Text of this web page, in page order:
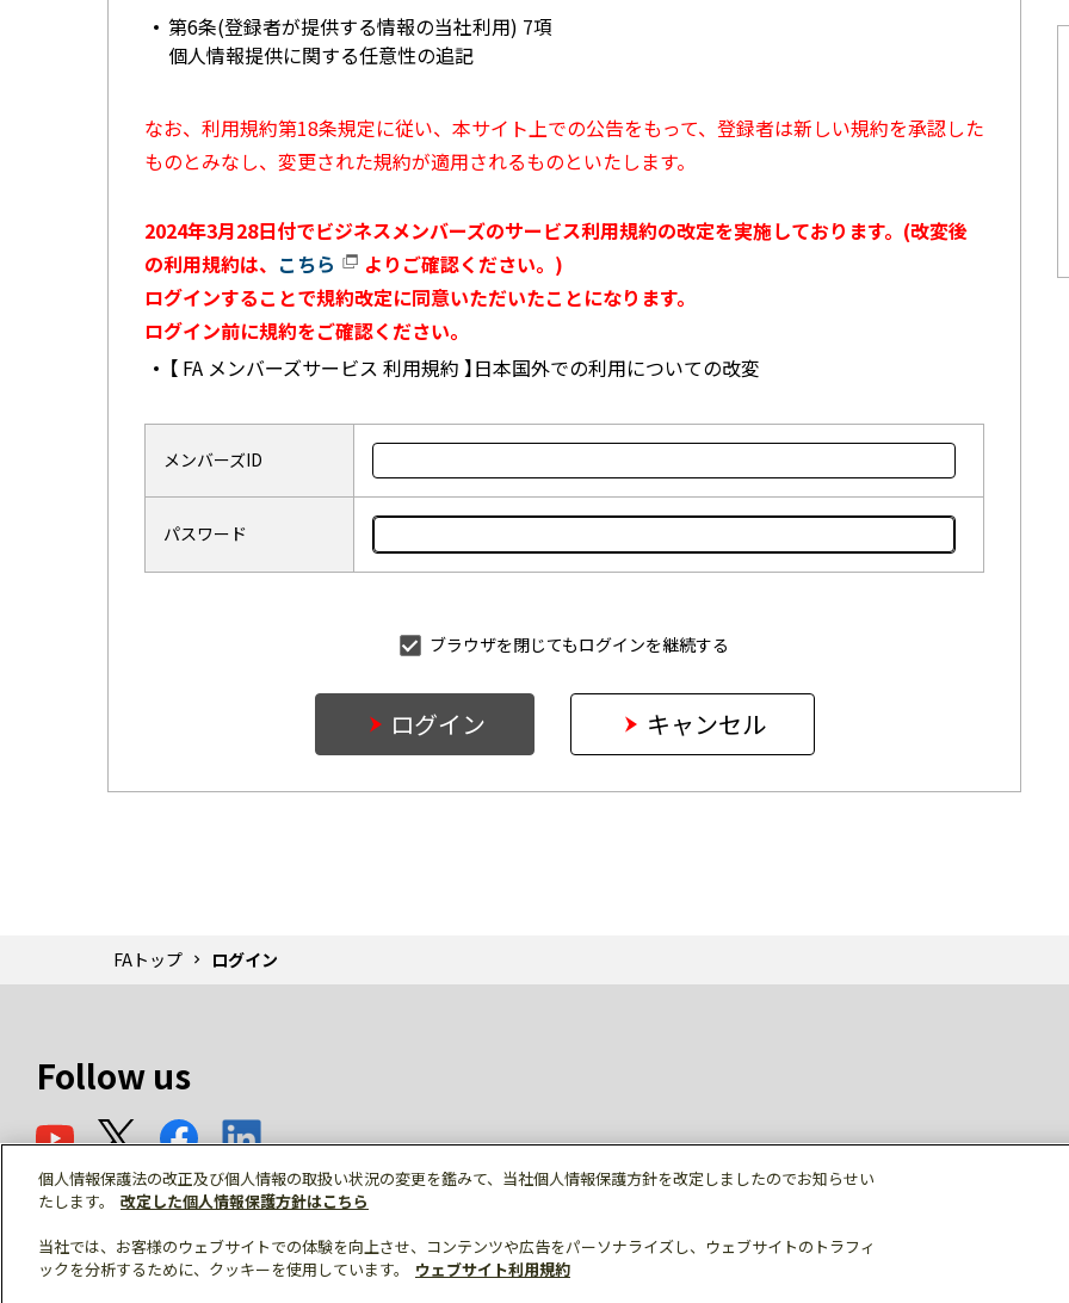
第6条(登録者が提供する情報の当社利用) 7項
個人情報提供に関する任意性の追記
なお、利用規約第18条規定に従い、本サイト上での公告をもって、登録者は新しい規約を承認した
ものとみなし、変更された規約が適用されるものといたします。
2024年3月28日付でビジネスメンバーズのサービス利用規約の改定を実施しております。(改変後
の利用規約は、 こちら
よりご確認ください。)
ログインすることで規約改定に同意いただいたことになります。
ログイン前に規約をご確認ください。
【 FA メンバーズサービス 利用規約 】日本国外での利用についての改変
メンバーズID
パスワード
ブラウザを閉じてもログインを継続する
ログイン キャンセル
FAトップ ログイン
Follow us
© Mitsubishi Electric Corporation
個人情報保護法の改正及び個人情報の取扱い状況の変更を鑑みて、当社個人情報保護方針を改定しましたのでお知らせい
たします。
改定した個人情報保護方針はこちら
当社では、お客様のウェブサイトでの体験を向上させ、コンテンツや広告をパーソナライズし、ウェブサイトのトラフィ
ックを分析するために、クッキーを使用しています。
ウェブサイト利用規約